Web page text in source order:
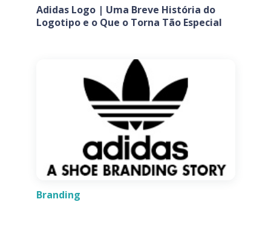
Adidas Logo | Uma Breve História do
Logotipo e o Que o Torna Tão Especial
Branding